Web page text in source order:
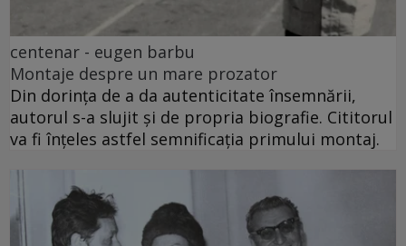
centenar - eugen barbu
Montaje despre un mare prozator
Din dorința de a da autenticitate însemnării,
autorul s-a slujit și de propria biografie. Cititorul
va fi înțeles astfel semnificația primului montaj.